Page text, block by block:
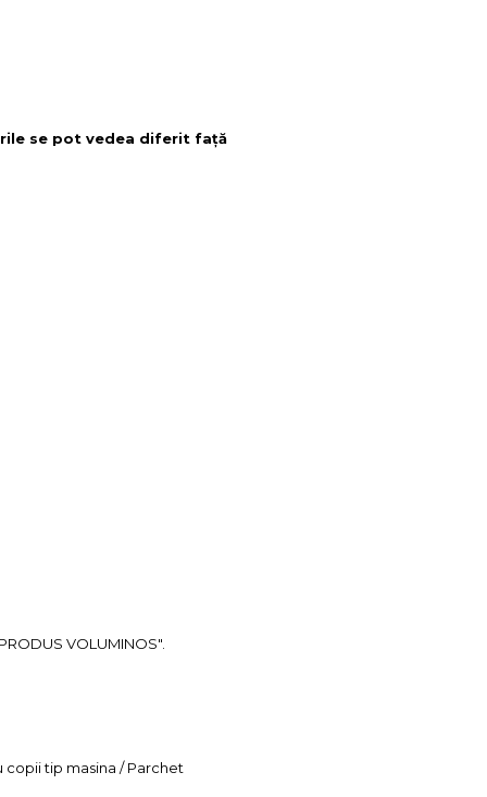
se pot vedea diferit față
VOLUMINOS".
copii tip masina / Parchet